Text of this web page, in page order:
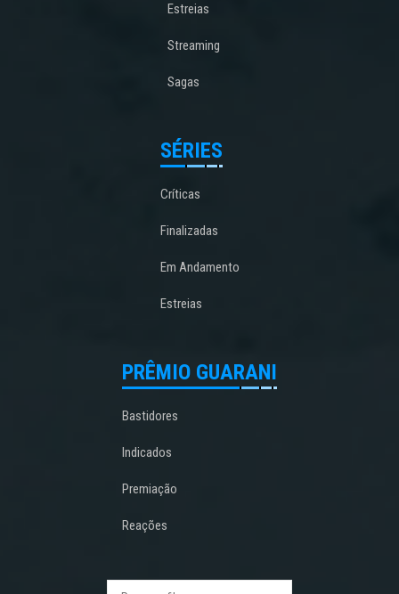
Estreias
Streaming
Sagas
SÉRIES
Críticas
Finalizadas
Em Andamento
Estreias
PRÊMIO GUARANI
Bastidores
Indicados
Premiação
Reações